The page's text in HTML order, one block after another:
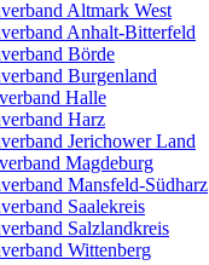
Altmark West
Anhalt-Bitterfeld
Börde
Burgenland
Halle
Harz
Jerichower Land
Magdeburg
Mansfeld-Südharz
Saalekreis
Salzlandkreis
Wittenberg